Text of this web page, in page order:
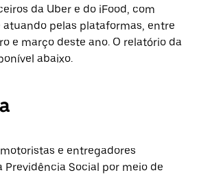
da Uber e do iFood, com
atuando pelas plataformas, entre
e março deste ano. O relatório da
abaixo.
e entregadores
Social por meio de